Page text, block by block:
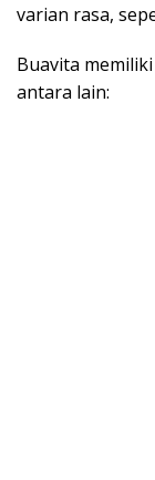
varian rasa,
Buavita
antara lain: